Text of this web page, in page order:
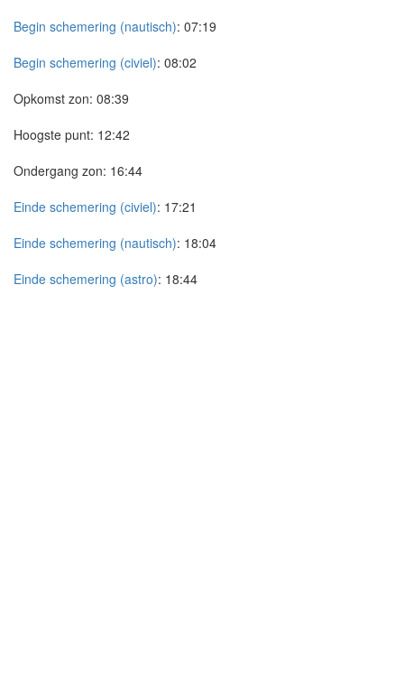
Begin schemering (nautisch): 07:19
Begin schemering (civiel): 08:02
Opkomst zon: 08:39
Hoogste punt: 12:42
Ondergang zon: 16:44
Einde schemering (civiel): 17:21
Einde schemering (nautisch): 18:04
Einde schemering (astro): 18:44